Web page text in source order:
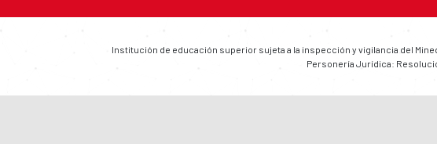
Institución de educación superior sujeta a la inspección y vigilancia del
Personería Jurídica: